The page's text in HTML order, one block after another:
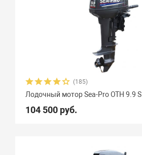
(185)
Лодочный мотор Sea-Pro OTH 9.9 S
104 500 руб.